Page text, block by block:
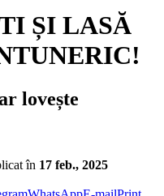
ȘI LASĂ
lovește
în 17 feb., 2025